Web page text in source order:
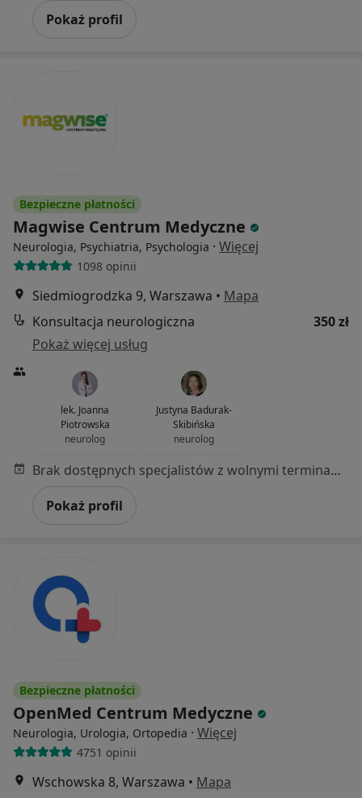
Pokaż profil
Bezpieczne płatności
Magwise Centrum Medyczne
Neurologia, Psychiatria, Psychologia · Więcej
1098 opinii
Siedmiogrodzka 9, Warszawa • Mapa
Konsultacja neurologiczna
350 zł
Pokaż więcej usług
lek. Joanna
Piotrowska
neurolog
Justyna Badurak-
Skibińska
neurolog
Brak dostępnych specjalistów z wolnymi terminami w tym centrum medycznym.
Pokaż profil
Bezpieczne płatności
OpenMed Centrum Medyczne
Neurologia, Urologia, Ortopedia · Więcej
4751 opinii
Wschowska 8, Warszawa • Mapa